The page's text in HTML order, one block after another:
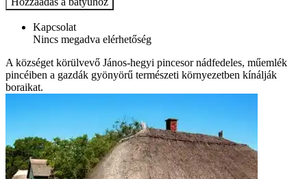
Kapcsolat
Nincs megadva elérhetőség
A községet körülvevő János-hegyi pincesor nádfedeles, műemlék
pincéiben a gazdák gyönyörű természeti környezetben kínálják
boraikat.